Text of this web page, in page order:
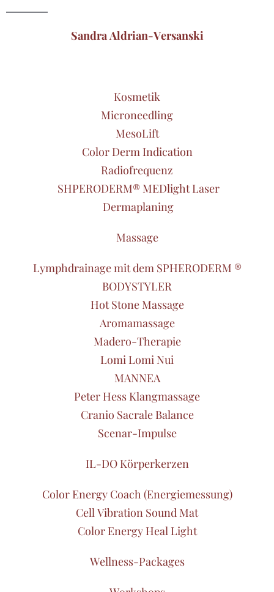
Sandra Aldrian-Versanski
Kosmetik
Microneedling
MesoLift
Color Derm Indication
Radiofrequenz
SHPERODERM® MEDlight Laser
Dermaplaning
Massage
Lymphdrainage mit dem SPHERODERM ®
BODYSTYLER
Hot Stone Massage
Aromamassage
Madero-Therapie
Lomi Lomi Nui
MANNEA
Peter Hess Klangmassage
Cranio Sacrale Balance
Scenar-Impulse
IL-DO Körperkerzen
Color Energy Coach (Energiemessung)
Cell Vibration Sound Mat
Color Energy Heal Light
Wellness-Packages